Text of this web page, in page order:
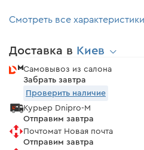
Смотреть все характеристики
Доставка в Киев
Самовывоз из салона
Забрать завтра
Проверить наличие
Курьер Dnipro-M
Отправим завтра
Почтомат Новая почта
Отправим завтра